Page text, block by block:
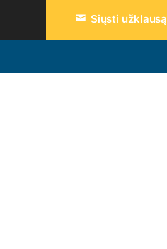
Siųsti užklausą